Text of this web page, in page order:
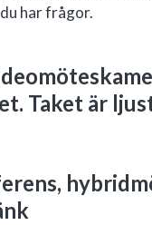
har frågor.